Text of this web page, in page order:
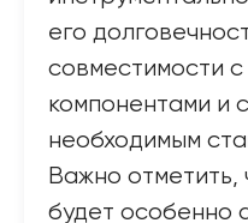
его
совместимости
компонентами и
необходимым
Важно отметить,
будет особенно